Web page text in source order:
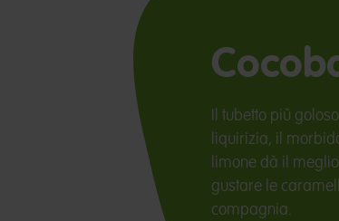
Il tubetto più
liquirizia, il
limone dà il
gustare le
compagnia.